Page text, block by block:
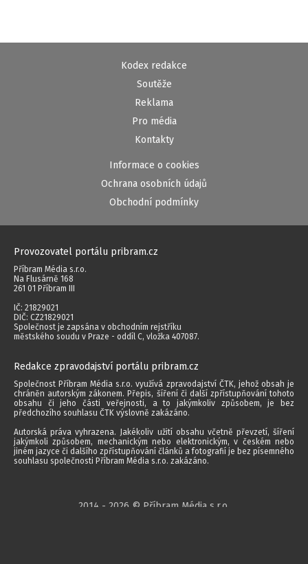
Kodex redakce
Soutěže
Reklama
Pro média
Kontakty
Informace o cookies
Ochrana osobních údajů
Obchodní podmínky
Provozovatel portálu pribram.cz
Příbram Média s.r.o.
Na Flusárně 168
261 01 Příbram III
IČ: 21829021
DIČ: CZ21829021
Společnost je zapsána v obchodním rejstříku
městského soudu v Praze - oddíl C, vložka 407087.
Redakce zpravodajství portálu pribram.cz
Společnost Příbram Média s.r.o. využívá zpravodajství ČTK, jehož obsah je
chráněn autorským zákonem. Přepis, šíření či další zpřístupňování tohoto
obsahu či jeho části veřejnosti, a to jakýmkoliv způsobem, je bez
předchozího souhlasu ČTK výslovně zakázáno.
Autorská práva vyhrazena. Jakékoliv užití obsahu včetně převzetí, šíření
jakýmkoli způsobem, mechanickým nebo elektronickým, v českém nebo
jiném jazyce či dalšího zpřístupňování článků a fotografií je bez písemného
souhlasu společnosti Příbram Média s.r.o. zakázáno.
2014 - 2026 © Příbram Média s.r.o.